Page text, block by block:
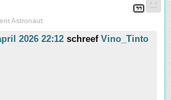
Astronaut
2026 22:12 schreef Vino_Tinto